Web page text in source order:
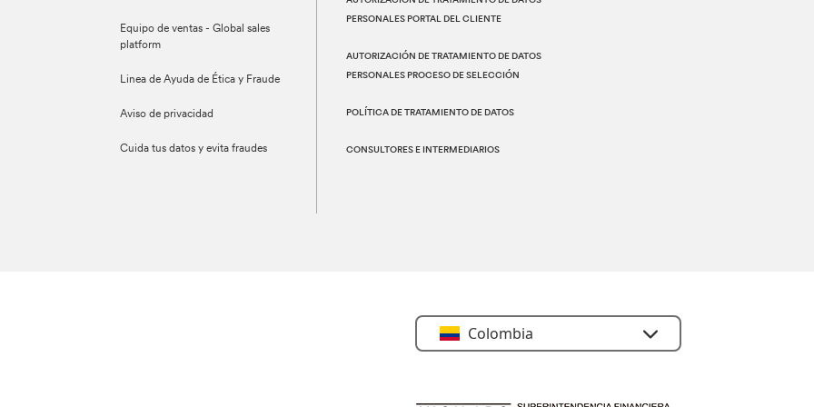
Equipo de ventas - Global sales
platform
Linea de Ayuda de Ética y Fraude
Aviso de privacidad
Cuida tus datos y evita fraudes
PERSONALES PORTAL DEL CLIENTE
AUTORIZACIÓN DE TRATAMIENTO DE DATOS
PERSONALES PROCESO DE SELECCIÓN
POLÍTICA DE TRATAMIENTO DE DATOS
CONSULTORES E INTERMEDIARIOS
Colombia